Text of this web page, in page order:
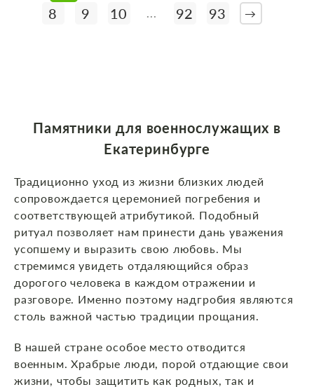
8
9 10 ... 92 93 →
Памятники для военнослужащих в
Екатеринбурге
Традиционно уход из жизни близких людей
сопровождается церемонией погребения и
соответствующей атрибутикой. Подобный
ритуал позволяет нам принести дань уважения
усопшему и выразить свою любовь. Мы
стремимся увидеть отдаляющийся образ
дорогого человека в каждом отражении и
разговоре. Именно поэтому надгробия являются
столь важной частью традиции прощания.
В нашей стране особое место отводится
военным. Храбрые люди, порой отдающие свои
жизни, чтобы защитить как родных, так и